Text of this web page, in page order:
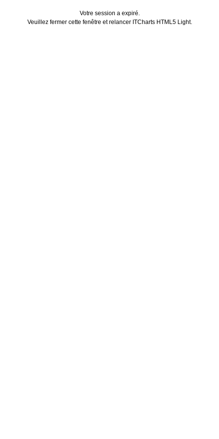
Votre session a expiré.
Veuillez fermer cette fenêtre et relancer ITCharts HTML5 Light.